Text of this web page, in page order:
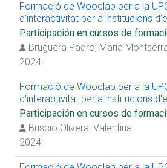
Formació de Wooclap per a la
d'interactivitat per a institucions
Participación en cursos de
Bruguera Padro, Maria
2024
Formació de Wooclap per a la
d'interactivitat per a institucions
Participación en cursos de
Buscio Olivera, Valentina
2024